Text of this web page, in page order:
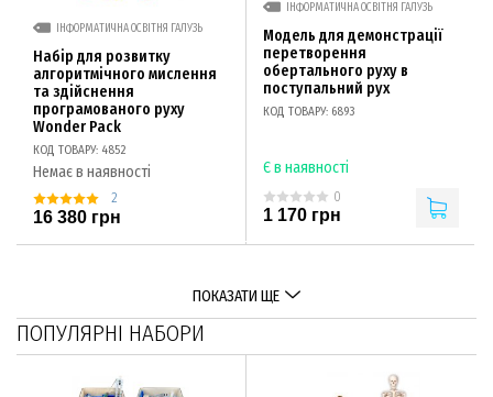
ІНФОРМАТИЧНА ОСВІТНЯ ГАЛУЗЬ
Набір для розвитку
алгоритмічного мислення
та здійснення
програмованого руху
Wonder Pack
КОД ТОВАРУ: 4852
Немає в наявності
2
16 380 грн
ІНФОРМАТИЧНА ОСВІТНЯ ГАЛУЗЬ
Модель для демонстрації
перетворення
обертального руху в
поступальний рух
КОД ТОВАРУ: 6893
Є в наявності
0
1 170 грн
ПОКАЗАТИ ЩЕ
ПОПУЛЯРНІ НАБОРИ